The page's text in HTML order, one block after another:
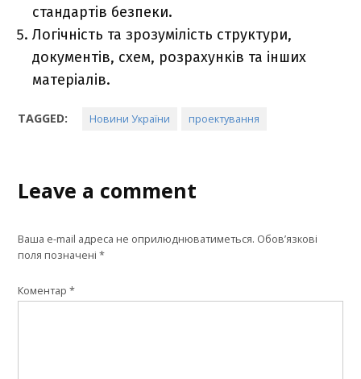
стандартів безпеки.
Логічність та зрозумілість структури,
документів, схем, розрахунків та інших
матеріалів.
TAGGED: Новини України проектування
Leave a comment
Ваша e-mail адреса не оприлюднюватиметься. Обов’язкові
поля позначені*
Коментар*